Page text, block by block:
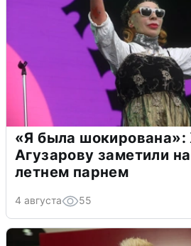
«Я была
Агузарову заметили
летнем парнем
4 августа 55